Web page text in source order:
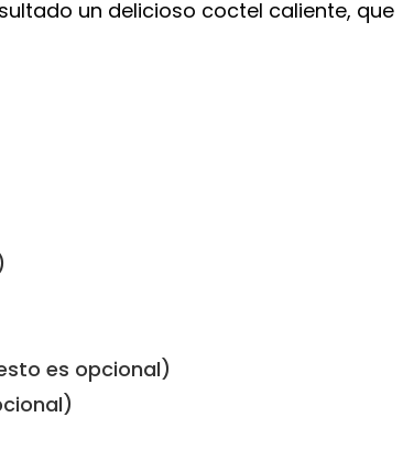
un delicioso coctel caliente, que
es opcional)